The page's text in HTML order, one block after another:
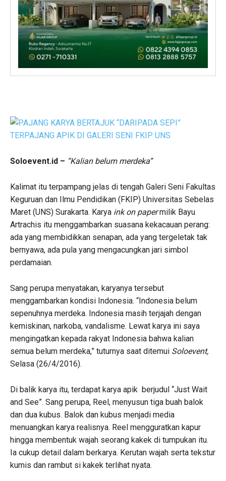
Soloevent.id – “Kalian belum merdeka”
Kalimat itu terpampang jelas di tengah Galeri Seni Fakultas
Keguruan dan Ilmu Pendidikan (FKIP) Universitas Sebelas
Maret (UNS) Surakarta. Karya ink on papermilik Bayu
Artrachis itu menggambarkan suasana kekacauan perang:
ada yang membidikkan senapan, ada yang tergeletak tak
bernyawa, ada pula yang mengacungkan jari simbol
perdamaian.
Sang perupa menyatakan, karyanya tersebut
menggambarkan kondisi Indonesia. “Indonesia belum
sepenuhnya merdeka. Indonesia masih terjajah dengan
kemiskinan, narkoba, vandalisme. Lewat karya ini saya
mengingatkan kepada rakyat Indonesia bahwa kalian
semua belum merdeka,” tuturnya saat ditemui Soloevent,
Selasa (26/4/2016).
Di balik karya itu, terdapat karya apik berjudul “Just Wait
and See”. Sang perupa, Reel, menyusun tiga buah balok
dan dua kubus. Balok dan kubus menjadi media
menuangkan karya realisnya. Reel mengguratkan kapur
hingga membentuk wajah seorang kakek di tumpukan itu.
Ia cukup detail dalam berkarya. Kerutan wajah serta tekstur
kumis dan rambut si kakek terlihat nyata.